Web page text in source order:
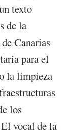
texto
de la
Canarias
para el
la limpieza
los
vocal de la